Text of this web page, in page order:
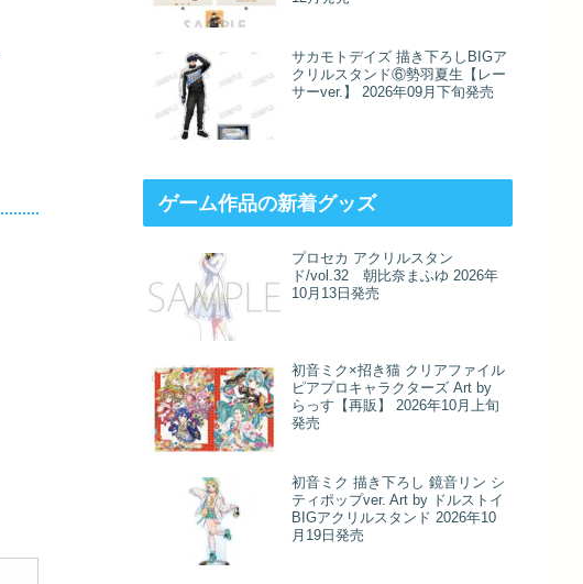
サカモトデイズ 描き下ろしBIGア
クリルスタンド⑥勢羽夏生【レー
サーver.】 2026年09月下旬発売
ゲーム作品の新着グッズ
プロセカ アクリルスタン
ド/vol.32 朝比奈まふゆ 2026年
10月13日発売
初音ミク×招き猫 クリアファイル
ピアプロキャラクターズ Art by
らっす【再販】 2026年10月上旬
発売
初音ミク 描き下ろし 鏡音リン シ
ティポップver. Art by ドルストイ
BIGアクリルスタンド 2026年10
月19日発売